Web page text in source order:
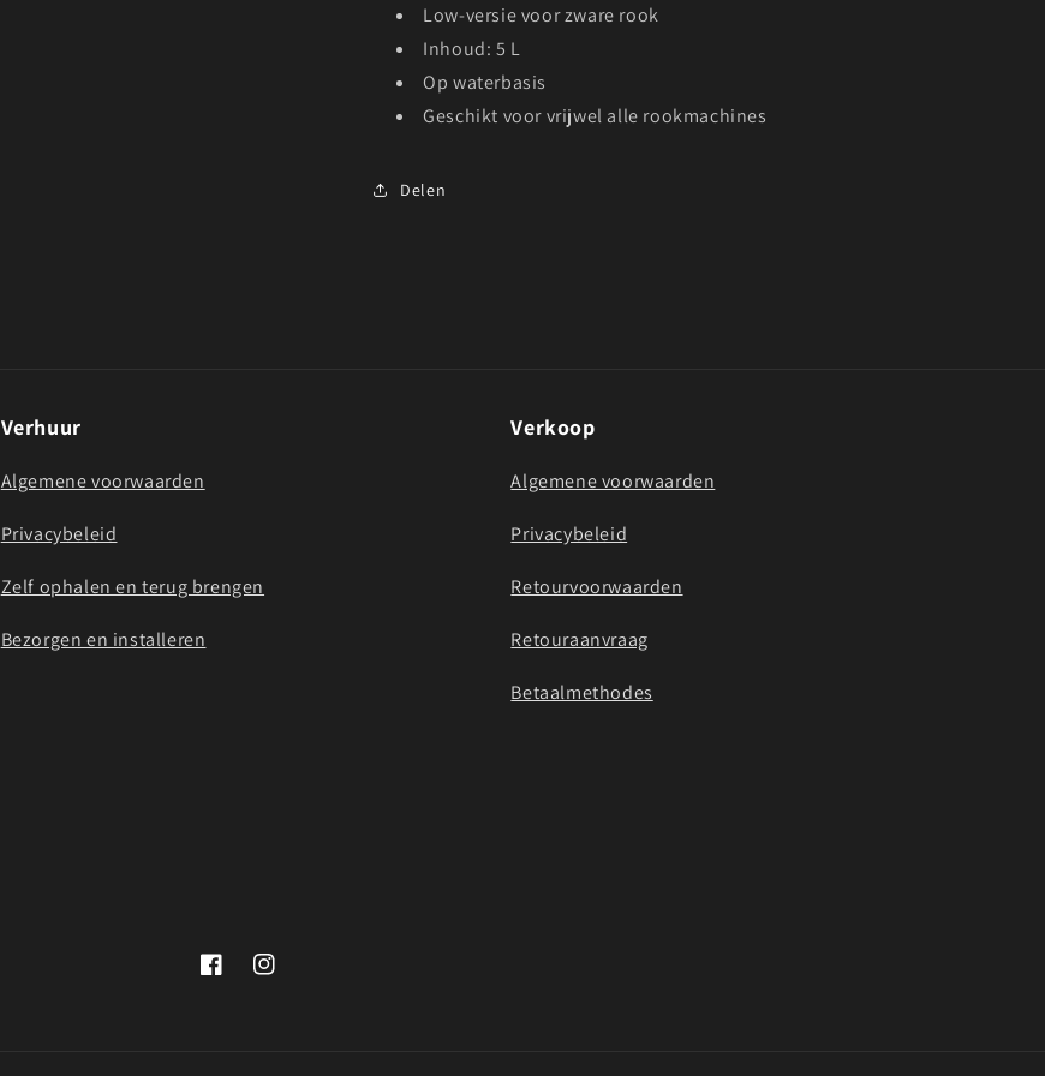
Low-versie voor zware rook
Inhoud: 5 L
Op waterbasis
Geschikt voor vrijwel alle rookmachines
Delen
Verhuur
Algemene voorwaarden
Privacybeleid
Zelf ophalen en terug brengen
Bezorgen en installeren
Verkoop
Algemene voorwaarden
Privacybeleid
Retourvoorwaarden
Retouraanvraag
Betaalmethodes
FacebookInstagram